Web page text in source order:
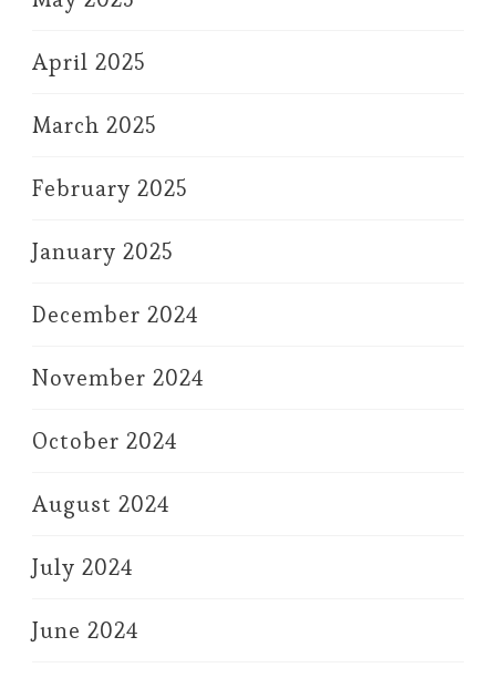
April 2025
March 2025
February 2025
January 2025
December 2024
November 2024
October 2024
August 2024
July 2024
June 2024